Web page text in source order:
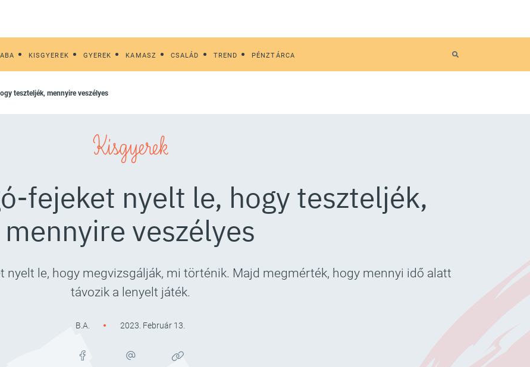
KISGYEREK GYEREK KAMASZ CSALÁD TREND PÉNZTÁRCA
teszteljék, mennyire veszélyes
Kisgyerek
fejeket nyelt le, hogy teszteljék,
mennyire veszélyes
nyelt le, hogy megvizsgálják, mi történik. Majd megmérték, hogy mennyi idő alatt
távozik a lenyelt játék.
B.A. 2023. Február 13.